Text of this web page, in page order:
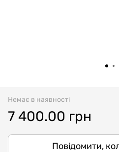
Немає в наявності
7 400.00 грн
Повідомити,